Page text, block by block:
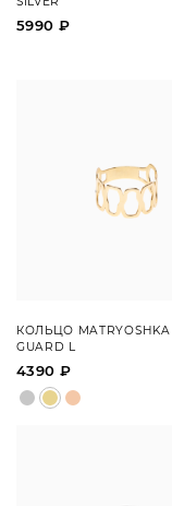
5990 ₽
КОЛЬЦО MATRYOSHKA
GUARD L
4390 ₽